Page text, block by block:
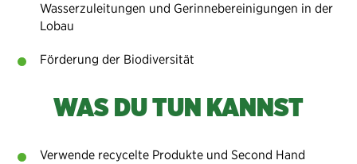
Wasserzuleitungen und Gerinnebereinigungen in der
Lobau
Förderung der Biodiversität
WAS DU TUN KANNST
Verwende recycelte Produkte und Second Hand